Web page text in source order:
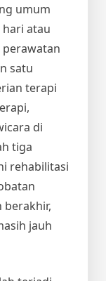
umum
atau
satu
terapi
di
tiga
rehabilitasi
jauh